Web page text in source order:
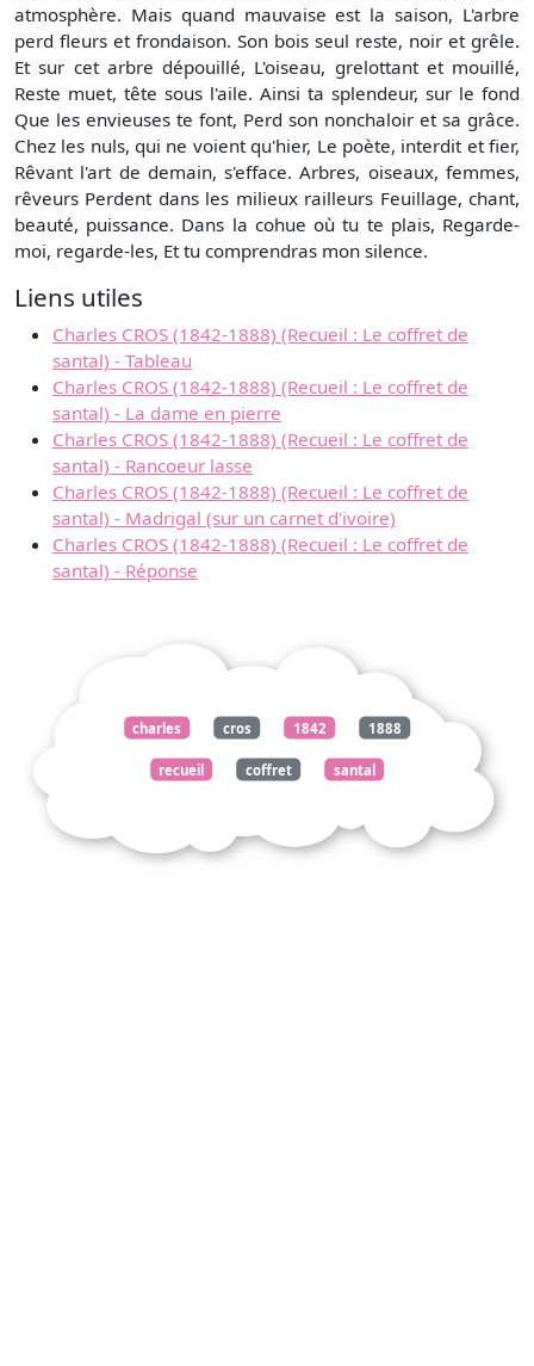
atmosphère. Mais quand mauvaise est la saison, L'arbre
perd fleurs et frondaison. Son bois seul reste, noir et grêle.
Et sur cet arbre dépouillé, L'oiseau, grelottant et mouillé,
Reste muet, tête sous l'aile. Ainsi ta splendeur, sur le fond
Que les envieuses te font, Perd son nonchaloir et sa grâce.
Chez les nuls, qui ne voient qu'hier, Le poète, interdit et fier,
Rêvant l'art de demain, s'efface. Arbres, oiseaux, femmes,
rêveurs Perdent dans les milieux railleurs Feuillage, chant,
beauté, puissance. Dans la cohue où tu te plais, Regarde-
moi, regarde-les, Et tu comprendras mon silence.
Liens utiles
Charles CROS (1842-1888) (Recueil : Le coffret de
santal) - Tableau
Charles CROS (1842-1888) (Recueil : Le coffret de
santal) - La dame en pierre
Charles CROS (1842-1888) (Recueil : Le coffret de
santal) - Rancoeur lasse
Charles CROS (1842-1888) (Recueil : Le coffret de
santal) - Madrigal (sur un carnet d'ivoire)
Charles CROS (1842-1888) (Recueil : Le coffret de
santal) - Réponse
charles cros 1842 1888
recueil coffret santal